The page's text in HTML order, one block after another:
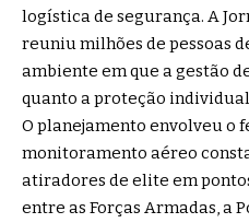
logística de segurança. A
reuniu milhões de pessoas
ambiente em que a gestão
quanto a proteção
O planejamento envolveu o
monitoramento aéreo
atiradores de elite em
entre as Forças Armadas, a